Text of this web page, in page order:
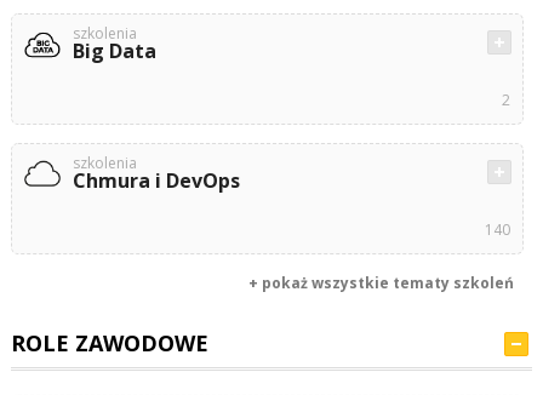
szkolenia
Big Data
2
szkolenia
Chmura i DevOps
140
+ pokaż wszystkie tematy szkoleń
ROLE ZAWODOWE